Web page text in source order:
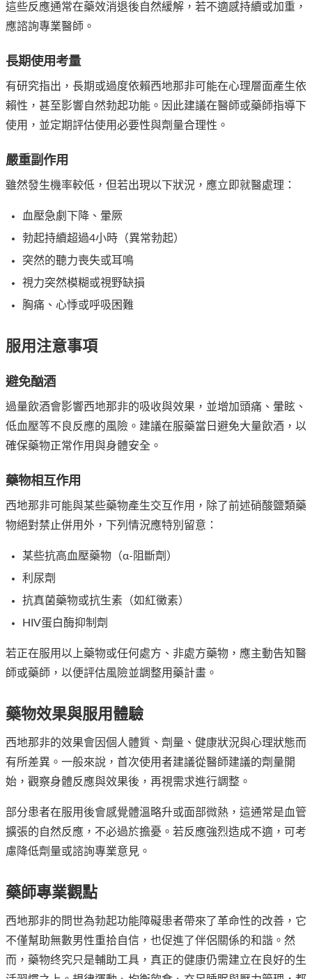
這些反應通常在藥效消退後自然緩解，若不適感持續或加重，
應諮詢專業醫師。
長期使用考量
有研究指出，長期或過度依賴西地那非可能在心理層面產生依
賴性，甚至影響自然勃起功能。因此建議在醫師或藥師指導下
使用，並定期評估使用必要性與劑量合理性。
嚴重副作用
雖然發生機率較低，但若出現以下狀況，應立即就醫處理：
血壓急劇下降、暈厥
勃起持續超過4小時（異常勃起）
突然的聽力喪失或耳鳴
視力突然模糊或視野缺損
胸痛、心悸或呼吸困難
服用注意事項
避免酗酒
過量飲酒會影響西地那非的吸收與效果，並增加頭痛、暈眩、
低血壓等不良反應的風險。建議在服藥當日避免大量飲酒，以
確保藥物正常作用與身體安全。
藥物相互作用
西地那非可能與某些藥物產生交互作用，除了前述硝酸鹽類藥
物絕對禁止併用外，下列情況應特別留意：
某些抗高血壓藥物（α-阻斷劑）
利尿劑
抗真菌藥物或抗生素（如紅黴素）
HIV蛋白酶抑制劑
若正在服用以上藥物或任何處方、非處方藥物，應主動告知醫
師或藥師，以便評估風險並調整用藥計畫。
藥物效果與服用體驗
西地那非的效果會因個人體質、劑量、健康狀況與心理狀態而
有所差異。一般來說，首次使用者建議從醫師建議的劑量開
始，觀察身體反應與效果後，再視需求進行調整。
部分患者在服用後會感覺體溫略升或面部微熱，這通常是血管
擴張的自然反應，不必過於擔憂。若反應強烈造成不適，可考
慮降低劑量或諮詢專業意見。
藥師專業觀點
西地那非的問世為勃起功能障礙患者帶來了革命性的改善，它
不僅幫助無數男性重拾自信，也促進了伴侶關係的和諧。然
而，藥物终究只是輔助工具，真正的健康仍需建立在良好的生